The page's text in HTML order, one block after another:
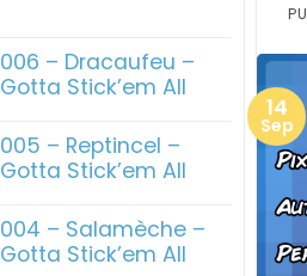
Nostalgie
006 – Dracaufeu –
Gotta Stick’em All
sur
006
–
Gotta
Stick’em
All
005 – Reptincel –
Gotta Stick’em All
sur
005
–
004 – Salamèche –
Gotta Stick’em All
14
Sep